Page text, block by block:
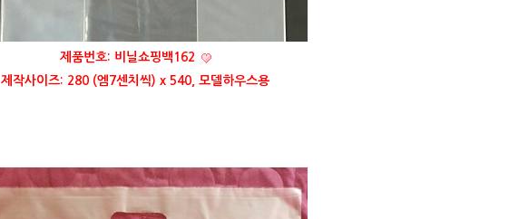
제품번호: 비닐쇼핑백162
제작사이즈: 280 (엠7센치씩) x 540, 모델하우스용